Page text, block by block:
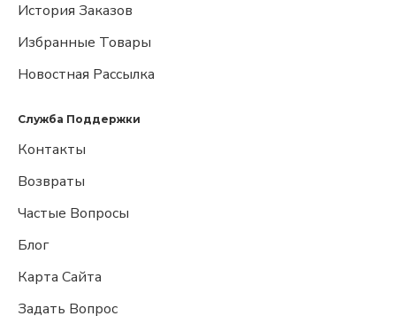
История Заказов
Избранные Товары
Новостная Рассылка
Служба Поддержки
Контакты
Возвраты
Частые Вопросы
Блог
Карта Сайта
Задать Вопрос